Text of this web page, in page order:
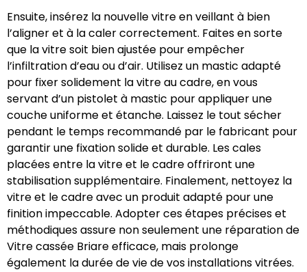
Ensuite, insérez la nouvelle vitre en veillant à bien
l’aligner et à la caler correctement. Faites en sorte
que la vitre soit bien ajustée pour empêcher
l’infiltration d’eau ou d’air. Utilisez un mastic adapté
pour fixer solidement la vitre au cadre, en vous
servant d’un pistolet à mastic pour appliquer une
couche uniforme et étanche. Laissez le tout sécher
pendant le temps recommandé par le fabricant pour
garantir une fixation solide et durable. Les cales
placées entre la vitre et le cadre offriront une
stabilisation supplémentaire. Finalement, nettoyez la
vitre et le cadre avec un produit adapté pour une
finition impeccable. Adopter ces étapes précises et
méthodiques assure non seulement une réparation de
Vitre cassée Briare efficace, mais prolonge
également la durée de vie de vos installations vitrées.